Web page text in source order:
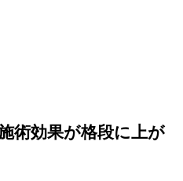
術効果が格段に上が